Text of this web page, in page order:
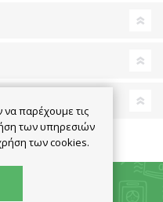
παρέχουμε τις
των υπηρεσιών
των cookies.